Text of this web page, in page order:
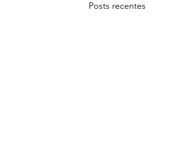
Posts recentes